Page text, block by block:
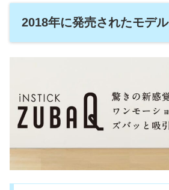
2018年に発売されたモデル